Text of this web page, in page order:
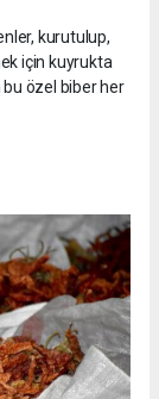
kurutulup,
için kuyrukta
bu özel biber her